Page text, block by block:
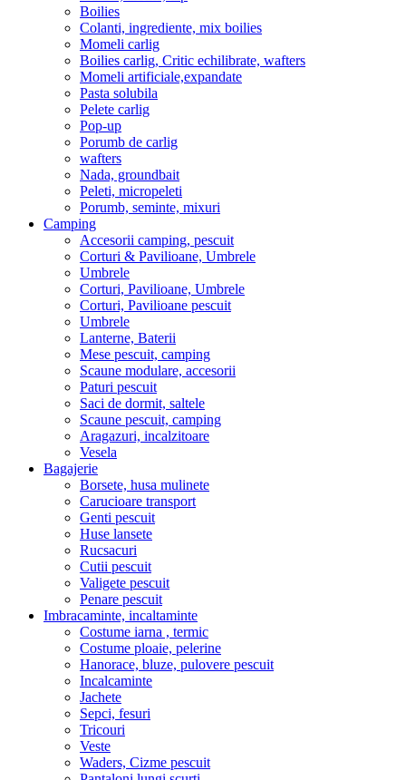
Boilies
Colanti, ingrediente, mix boilies
Momeli carlig
Boilies carlig, Critic echilibrate, wafters
Momeli artificiale,expandate
Pasta solubila
Pelete carlig
Pop-up
Porumb de carlig
wafters
Nada, groundbait
Peleti, micropeleti
Porumb, seminte, mixuri
Camping
Accesorii camping, pescuit
Corturi & Pavilioane, Umbrele
Umbrele
Corturi, Pavilioane, Umbrele
Corturi, Pavilioane pescuit
Umbrele
Lanterne, Baterii
Mese pescuit, camping
Scaune modulare, accesorii
Paturi pescuit
Saci de dormit, saltele
Scaune pescuit, camping
Aragazuri, incalzitoare
Vesela
Bagajerie
Borsete, husa mulinete
Carucioare transport
Genti pescuit
Huse lansete
Rucsacuri
Cutii pescuit
Valigete pescuit
Penare pescuit
Imbracaminte, incaltaminte
Costume iarna , termic
Costume ploaie, pelerine
Hanorace, bluze, pulovere pescuit
Incalcaminte
Jachete
Sepci, fesuri
Tricouri
Veste
Waders, Cizme pescuit